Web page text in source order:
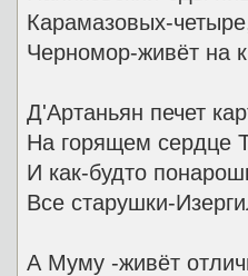
Карамазовых-
Черномор-живёт на
Д'Артаньян печет
На горящем сердце
И как-будто
Все старушки-
А Муму -живёт